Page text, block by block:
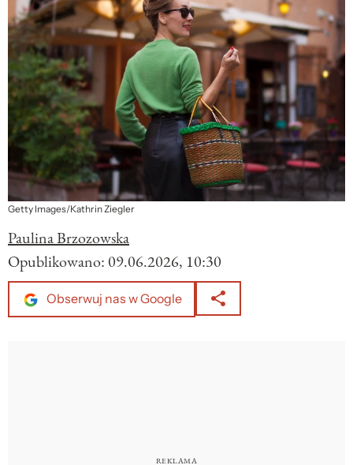
Getty Images/Kathrin Ziegler
Paulina Brzozowska
Opublikowano: 09.06.2026, 10:30
Obserwuj nas w Google